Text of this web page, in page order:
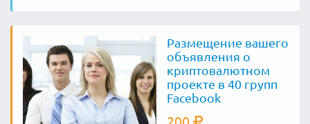
Размещение вашего
объявления о
криптовалютном
проекте в 40 групп
Facebook
200